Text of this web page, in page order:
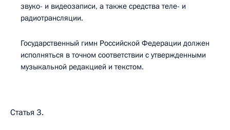
звуко- и видеозаписи, а также средства теле- и
радиотрансляции.
Государственный гимн Российской Федерации должен
исполняться в точном соответствии с утвержденными
музыкальной редакцией и текстом.
Статья 3.